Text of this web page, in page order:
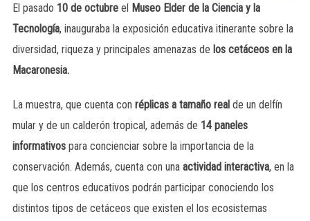
El pasado 10 de octubre el Museo Elder de la Ciencia y la
Tecnología, inauguraba la exposición educativa itinerante sobre la
diversidad, riqueza y principales amenazas de los cetáceos en la
Macaronesia.
La muestra, que cuenta con réplicas a tamaño realde un delfín
mular y de un calderón tropical, además de 14 paneles
informativos para concienciar sobre la importancia de la
conservación. Además, cuenta con una actividad interactiva, en la
que los centros educativos podrán participar conociendo los
distintos tipos de cetáceos que existen el los ecosistemas